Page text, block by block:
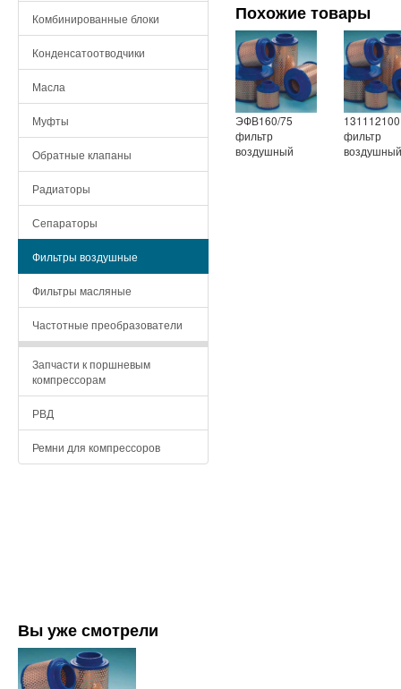
Комбинированные блоки
Конденсатоотводчики
Масла
Муфты
Обратные клапаны
Радиаторы
Сепараторы
Фильтры воздушные
Фильтры масляные
Частотные преобразователи
Запчасти к поршневым
компрессорам
РВД
Ремни для компрессоров
Похожие товары
ЭФВ160/75
фильтр
воздушный
фильтр
воздушный
Вы уже смотрели